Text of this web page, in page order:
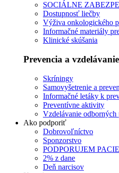
SOCIÁLNE
Dostupnosť liečby
Výživa onkologického
Informačné materiály
Klinické skúšania
Prevencia a vzdelávanie
Skríningy
Samovyšetrenie a
Informačné letáky k
Preventívne aktivity
Vzdelávanie
Ako podporiť
Dobrovoľníctvo
Sponzorstvo
PODPORUJEM
2% z dane
Deň narcisov